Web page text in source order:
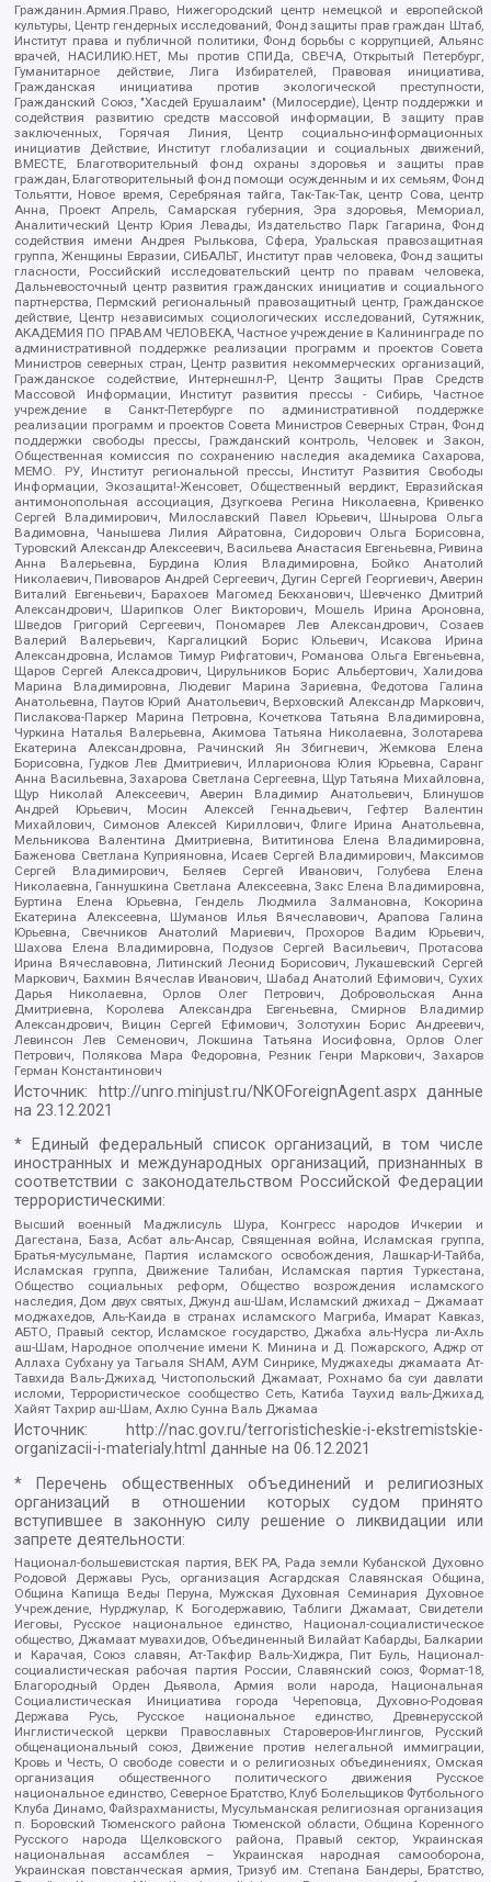
Гражданин.Армия.Право, Нижегородский центр немецкой и европейской
культуры, Центр гендерных исследований, Фонд защиты прав граждан Штаб,
Институт права и публичной политики, Фонд борьбы с коррупцией, Альянс
врачей, НАСИЛИЮ.НЕТ, Мы против СПИДа, СВЕЧА, Открытый Петербург,
Гуманитарное действие, Лига Избирателей, Правовая инициатива,
Гражданская инициатива против экологической преступности,
Гражданский Союз, "Хасдей Ерушалаим" (Милосердие), Центр поддержки и
содействия развитию средств массовой информации, В защиту прав
заключенных, Горячая Линия, Центр социально-информационных
инициатив Действие, Институт глобализации и социальных движений,
ВМЕСТЕ, Благотворительный фонд охраны здоровья и защиты прав
граждан, Благотворительный фонд помощи осужденным и их семьям, Фонд
Тольятти, Новое время, Серебряная тайга, Так-Так-Так, центр Сова, центр
Анна, Проект Апрель, Самарская губерния, Эра здоровья, Мемориал,
Аналитический Центр Юрия Левады, Издательство Парк Гагарина, Фонд
содействия имени Андрея Рылькова, Сфера, Уральская правозащитная
группа, Женщины Евразии, СИБАЛЬТ, Институт прав человека, Фонд защиты
гласности, Российский исследовательский центр по правам человека,
Дальневосточный центр развития гражданских инициатив и социального
партнерства, Пермский региональный правозащитный центр, Гражданское
действие, Центр независимых социологических исследований, Сутяжник,
АКАДЕМИЯ ПО ПРАВАМ ЧЕЛОВЕКА, Частное учреждение в Калининграде по
административной поддержке реализации программ и проектов Совета
Министров северных стран, Центр развития некоммерческих организаций,
Гражданское содействие, Интернешнл-Р, Центр Защиты Прав Средств
Массовой Информации, Институт развития прессы - Сибирь, Частное
учреждение в Санкт-Петербурге по административной поддержке
реализации программ и проектов Совета Министров Северных Стран, Фонд
поддержки свободы прессы, Гражданский контроль, Человек и Закон,
Общественная комиссия по сохранению наследия академика Сахарова,
МЕМО. РУ, Институт региональной прессы, Институт Развития Свободы
Информации, Экозащита!-Женсовет, Общественный вердикт, Евразийская
антимонопольная ассоциация, Дзугкоева Регина Николаевна, Кривенко
Сергей Владимирович, Милославский Павел Юрьевич, Шнырова Ольга
Вадимовна, Чанышева Лилия Айратовна, Сидорович Ольга Борисовна,
Туровский Александр Алексеевич, Васильева Анастасия Евгеньевна, Ривина
Анна Валерьевна, Бурдина Юлия Владимировна, Бойко Анатолий
Николаевич, Пивоваров Андрей Сергеевич, Дугин Сергей Георгиевич, Аверин
Виталий Евгеньевич, Барахоев Магомед Бекханович, Шевченко Дмитрий
Александрович, Шарипков Олег Викторович, Мошель Ирина Ароновна,
Шведов Григорий Сергеевич, Пономарев Лев Александрович, Созаев
Валерий Валерьевич, Каргалицкий Борис Юльевич, Исакова Ирина
Александровна, Исламов Тимур Рифгатович, Романова Ольга Евгеньевна,
Щаров Сергей Алексадрович, Цирульников Борис Альбертович, Халидова
Марина Владимировна, Людевиг Марина Зариевна, Федотова Галина
Анатольевна, Паутов Юрий Анатольевич, Верховский Александр Маркович,
Пислакова-Паркер Марина Петровна, Кочеткова Татьяна Владимировна,
Чуркина Наталья Валерьевна, Акимова Татьяна Николаевна, Золотарева
Екатерина Александровна, Рачинский Ян Збигневич, Жемкова Елена
Борисовна, Гудков Лев Дмитриевич, Илларионова Юлия Юрьевна, Саранг
Анна Васильевна, Захарова Светлана Сергеевна, Щур Татьяна Михайловна,
Щур Николай Алексеевич, Аверин Владимир Анатольевич, Блинушов
Андрей Юрьевич, Мосин Алексей Геннадьевич, Гефтер Валентин
Михайлович, Симонов Алексей Кириллович, Флиге Ирина Анатольевна,
Мельникова Валентина Дмитриевна, Вититинова Елена Владимировна,
Баженова Светлана Куприяновна, Исаев Сергей Владимирович, Максимов
Сергей Владимирович, Беляев Сергей Иванович, Голубева Елена
Николаевна, Ганнушкина Светлана Алексеевна, Закс Елена Владимировна,
Буртина Елена Юрьевна, Гендель Людмила Залмановна, Кокорина
Екатерина Алексеевна, Шуманов Илья Вячеславович, Арапова Галина
Юрьевна, Свечников Анатолий Мариевич, Прохоров Вадим Юрьевич,
Шахова Елена Владимировна, Подузов Сергей Васильевич, Протасова
Ирина Вячеславовна, Литинский Леонид Борисович, Лукашевский Сергей
Маркович, Бахмин Вячеслав Иванович, Шабад Анатолий Ефимович, Сухих
Дарья Николаевна, Орлов Олег Петрович, Добровольская Анна
Дмитриевна, Королева Александра Евгеньевна, Смирнов Владимир
Александрович, Вицин Сергей Ефимович, Золотухин Борис Андреевич,
Левинсон Лев Семенович, Локшина Татьяна Иосифовна, Орлов Олег
Петрович, Полякова Мара Федоровна, Резник Генри Маркович, Захаров
Герман Константинович
Источник: http://unro.minjust.ru/NKOForeignAgent.aspxданные
на23.12.2021
* Единый федеральный список организаций, в том числе
иностранных и международных организаций, признанных в
соответствии с законодательством Российской Федерации
террористическими:
Высший военный Маджлисуль Шура, Конгресс народов Ичкерии и
Дагестана, База, Асбат аль-Ансар, Священная война, Исламская группа,
Братья-мусульмане, Партия исламского освобождения, Лашкар-И-Тайба,
Исламская группа, Движение Талибан, Исламская партия Туркестана,
Общество социальных реформ, Общество возрождения исламского
наследия, Дом двух святых, Джунд аш-Шам, Исламский джихад – Джамаат
моджахедов, Аль-Каида в странах исламского Магриба, Имарат Кавказ,
АБТО, Правый сектор, Исламское государство, Джабха аль-Нусра ли-Ахль
аш-Шам, Народное ополчение имени К. Минина и Д. Пожарского, Аджр от
Аллаха Субхану уа Тагьаля SHAM, АУМ Синрике, Муджахеды джамаата Ат-
Тавхида Валь-Джихад, Чистопольский Джамаат, Рохнамо ба суи давлати
исломи, Террористическое сообщество Сеть, Катиба Таухид валь-Джихад,
Хайят Тахрир аш-Шам, Ахлю Сунна Валь Джамаа
Источник:
http://nac.gov.ru/terroristicheskie-i-ekstremistskie-
organizacii-i-materialy.html данные на06.12.2021
* Перечень общественных объединений и религиозных
организаций в отношении которых судом принято
вступившее в законную силу решение о ликвидации или
запрете деятельности:
Национал-большевистская партия, ВЕК РА, Рада земли Кубанской Духовно
Родовой Державы Русь, организация Асгардская Славянская Община,
Община Капища Веды Перуна, Мужская Духовная Семинария Духовное
Учреждение, Нурджулар, К Богодержавию, Таблиги Джамаат, Свидетели
Иеговы, Русское национальное единство, Национал-социалистическое
общество, Джамаат мувахидов, Объединенный Вилайат Кабарды, Балкарии
и Карачая, Союз славян, Ат-Такфир Валь-Хиджра, Пит Буль, Национал-
социалистическая рабочая партия России, Славянский союз, Формат-18,
Благородный Орден Дьявола, Армия воли народа, Национальная
Социалистическая Инициатива города Череповца, Духовно-Родовая
Держава Русь, Русское национальное единство, Древнерусской
Инглистической церкви Православных Староверов-Инглингов, Русский
общенациональный союз, Движение против нелегальной иммиграции,
Кровь и Честь, О свободе совести и о религиозных объединениях, Омская
организация общественного политического движения Русское
национальное единство, Северное Братство, Клуб Болельщиков Футбольного
Клуба Динамо, Файзрахманисты, Мусульманская религиозная организация
п. Боровский Тюменского района Тюменской области, Община Коренного
Русского народа Щелковского района, Правый сектор, Украинская
национальная ассамблея – Украинская народная самооборона,
Украинская повстанческая армия, Тризуб им. Степана Бандеры, Братство,